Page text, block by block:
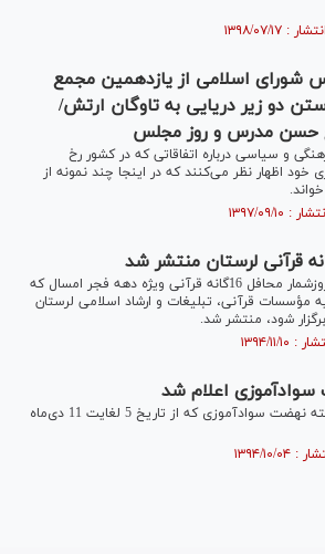
اسلامی از یازدهمین مجمع
دو زیر دریایی به تاوگان ارتش/
حسن مدرس و روز مجلس
و سیاسی درباره اتفاقاتی که در کشور رخ
اظهار نظر می‌کنند که در اینجا چند نمونه از
ﮔﺮﻭﻩ ﻓﻌﺎﻟﯿﺖ ﻫﺎﯼ ﻗﺮﺁﻧﯽ: روزشمار ﻣﺤﺎﻓﻞ 16گانه ﻗﺮﺁﻧﯽ ویژه ﺩﻫﻪ ﻓﺠﺮ امسال که
مؤسسات قرآنی، تبلیغات و ارشاد اسلامی لرستان
ﺷود، منتشر شد.
اعلام شد
خبرگزاری میزان-عناوین هفته نهضت سوادآموزی که از تاریخ 5 لغایت 11 دی‌ماه